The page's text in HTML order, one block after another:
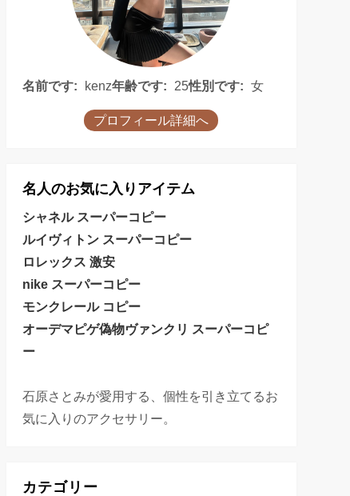
名前です: kenz年齢です: 25性別です: 女
プロフィール詳細へ
名人のお気に入りアイテム
シャネル スーパーコピー
ルイヴィトン スーパーコピー
ロレックス 激安
nike スーパーコピー
モンクレール コピー
オーデマピゲ偽物ヴァンクリ スーパーコピ
ー
石原さとみが愛用する、個性を引き立てるお
気に入りのアクセサリー。
カテゴリー